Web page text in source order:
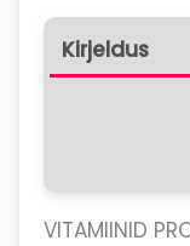
Kirjeldus
VITAMIINID